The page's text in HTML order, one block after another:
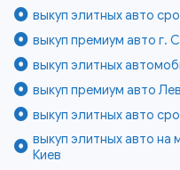
выкуп элитных авто
выкуп премиум авто г.
выкуп элитных
выкуп премиум авто
выкуп элитных авто
выкуп элитных авто
Киев